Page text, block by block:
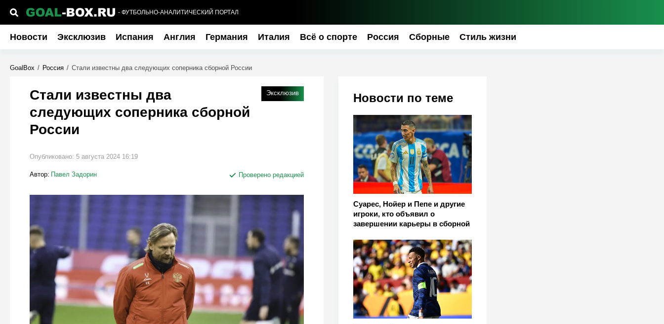
- ФУТБОЛЬНО-АНАЛИТИЧЕСКИЙ ПОРТАЛ
Новости Эксклюзив Испания Англия Германия Италия Всё о спорте Россия Сборные Стиль жизни
GoalBox / Россия / Стали известны два следующих соперника сборной России
Новости по теме
Суарес, Нойер и Пепе и другие
игроки, кто объявил о
завершении карьеры в сборной
Эксклюзив
Стали известны два
следующих соперника сборной
России
Опубликовано: 5 августа 2024 16:19
Автор: Павел Задорин Проверено редакцией